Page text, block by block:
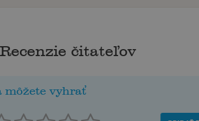
Recenzie čitateľov
môžete vyhrať